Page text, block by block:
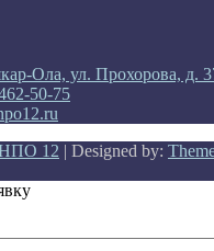
Ола, ул. Прохорова, д.
50-75
12 | Designed by: